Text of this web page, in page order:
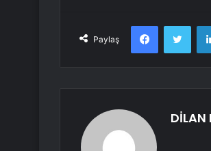
Paylaş
Facebook
DİLAN